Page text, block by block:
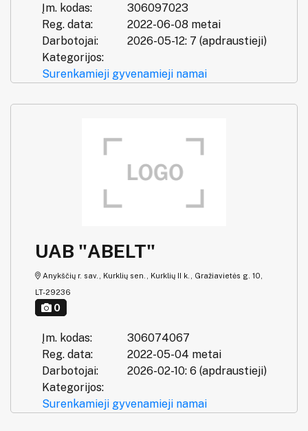
Įm. kodas:
306097023
Reg. data:
2022-06-08 metai
Darbotojai:
2026-05-12: 7 (apdraustieji)
Kategorijos:
Surenkamieji gyvenamieji namai
UAB "ABELT"
Anykščių r. sav., Kurklių sen., Kurklių II k., Gražiavietės g. 10,
LT-29236
0
Įm. kodas:
306074067
Reg. data:
2022-05-04 metai
Darbotojai:
2026-02-10: 6 (apdraustieji)
Kategorijos:
Surenkamieji gyvenamieji namai